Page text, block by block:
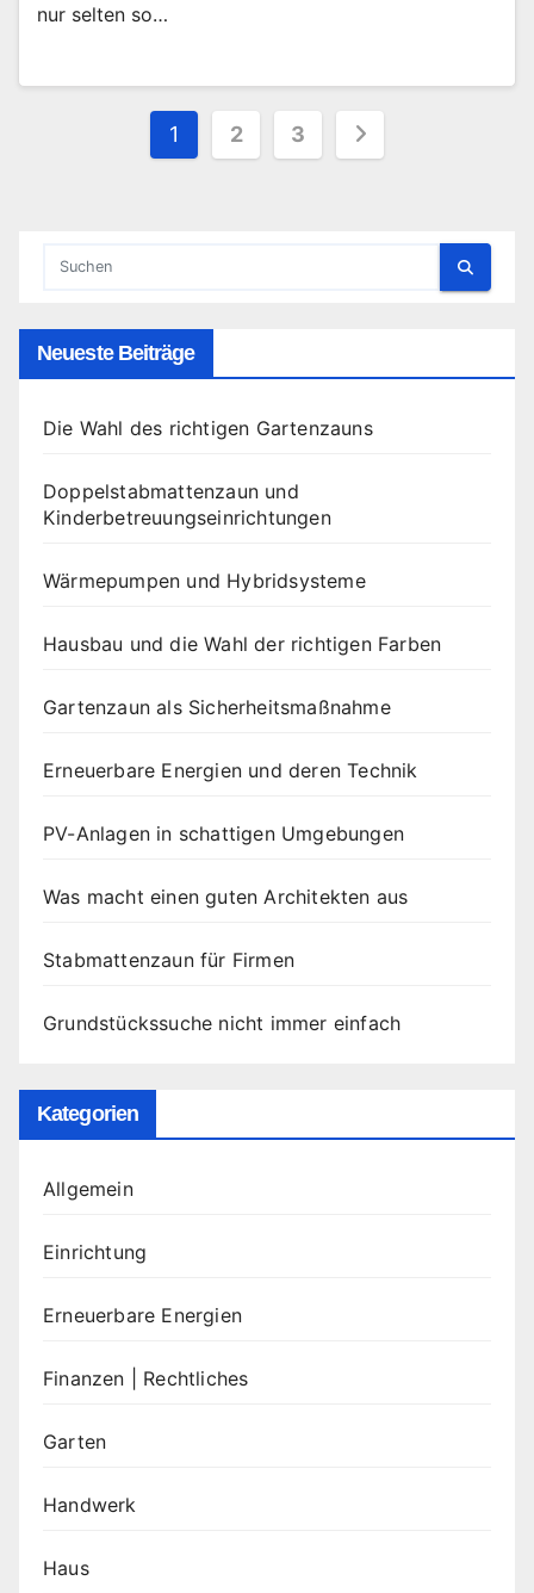
nur selten so…
Seitennummerierung
1 2 3
Neueste Beiträge
Die Wahl des richtigen Gartenzauns
Doppelstabmattenzaun und
Kinderbetreuungseinrichtungen
Wärmepumpen und Hybridsysteme
Hausbau und die Wahl der richtigen Farben
Gartenzaun als Sicherheitsmaßnahme
Erneuerbare Energien und deren Technik
PV-Anlagen in schattigen Umgebungen
Was macht einen guten Architekten aus
Stabmattenzaun für Firmen
Grundstückssuche nicht immer einfach
Kategorien
Allgemein
Einrichtung
Erneuerbare Energien
Finanzen | Rechtliches
Garten
Handwerk
Haus